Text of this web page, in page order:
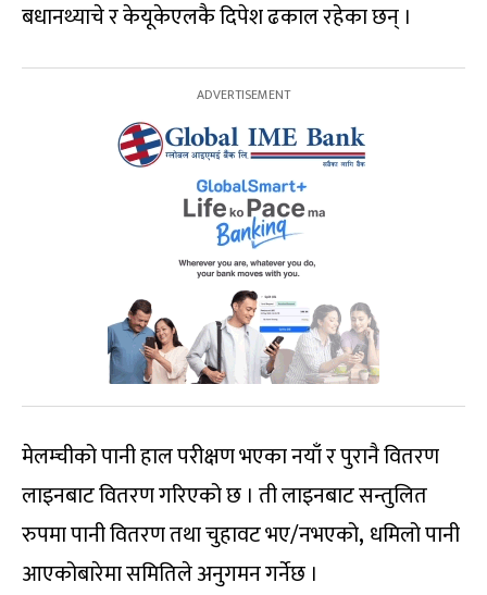
बधानथ्याचे र केयूकेएलकै दिपेश ढकाल रहेका छन् ।
मेलम्चीको पानी हाल परीक्षण भएका नयाँ र पुरानै वितरण
लाइनबाट वितरण गरिएको छ । ती लाइनबाट सन्तुलित
रुपमा पानी वितरण तथा चुहावट भए/नभएको, धमिलो पानी
आएकोबारेमा समितिले अनुगमन गर्नेछ ।